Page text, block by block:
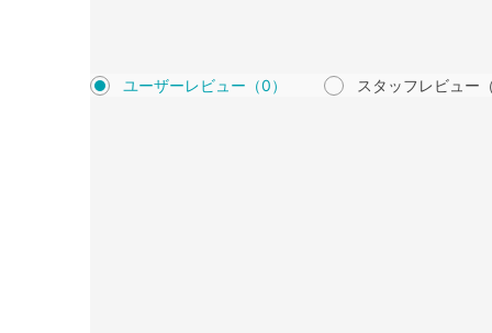
ユーザーレビュー （0） スタッフレビュー